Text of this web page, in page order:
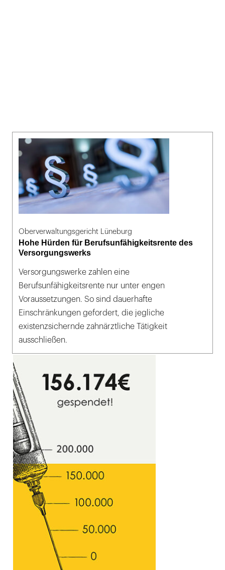
Oberverwaltungsgericht Lüneburg
Hohe Hürden für Berufsunfähigkeitsrente des
Versorgungswerks
Versorgungswerke zahlen eine
Berufsunfähigkeitsrente nur unter engen
Voraussetzungen. So sind dauerhafte
Einschränkungen gefordert, die jegliche
existenzsichernde zahnärztliche Tätigkeit
ausschließen.